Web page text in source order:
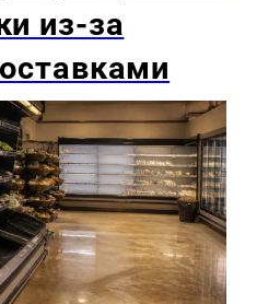
из-за